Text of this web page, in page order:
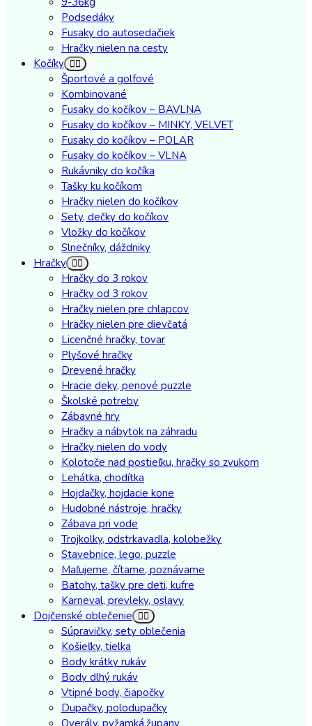
Podsedáky
Fusaky do autosedačiek
Hračky nielen na cesty
Kočíky
Športové a golfové
Kombinované
Fusaky do kočíkov – BAVLNA
Fusaky do kočíkov – MINKY, VELVET
Fusaky do kočíkov – POLAR
Fusaky do kočíkov – VLNA
Rukávniky do kočíka
Tašky ku kočíkom
Hračky nielen do kočíkov
Sety, dečky do kočíkov
Vložky do kočíkov
Slnečníky, dáždniky
Hračky
Hračky do 3 rokov
Hračky od 3 rokov
Hračky nielen pre chlapcov
Hračky nielen pre dievčatá
Licenčné hračky, tovar
Plyšové hračky
Drevené hračky
Hracie deky, penové puzzle
Školské potreby
Zábavné hry
Hračky a nábytok na záhradu
Hračky nielen do vody
Kolotoče nad postieľku, hračky so zvukom
Lehátka, chodítka
Hojdačky, hojdacie kone
Hudobné nástroje, hračky
Zábava pri vode
Trojkolky, odstrkavadla, kolobežky
Stavebnice, lego, puzzle
Maľujeme, čítame, poznávame
Batohy, tašky pre deti, kufre
Karneval, prevleky, oslavy
Dojčenské oblečenie
Súpravičky, sety oblečenia
Košieľky, tielka
Body krátky rukáv
Body dlhý rukáv
Vtipné body, čiapočky
Dupačky, polodupačky